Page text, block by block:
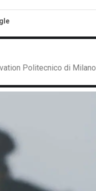
Politecnico di Milano